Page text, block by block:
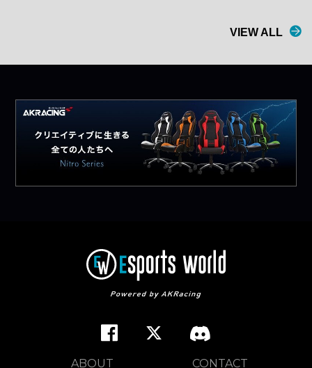
VIEW ALL
ABOUT CONTACT